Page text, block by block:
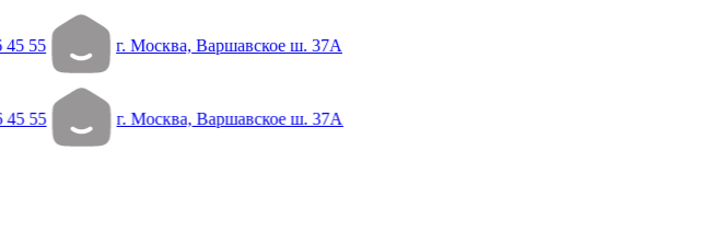
45 55 г. Москва, Варшавское ш. 37А
45 55 г. Москва, Варшавское ш. 37А